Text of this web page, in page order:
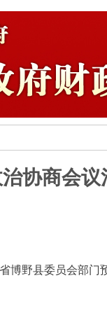
协商会
博野县委员会部门